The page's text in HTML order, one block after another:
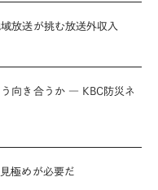
放送が挑む放送外収入
う向き合うか ― KBC防災ネ
極めが必要だ